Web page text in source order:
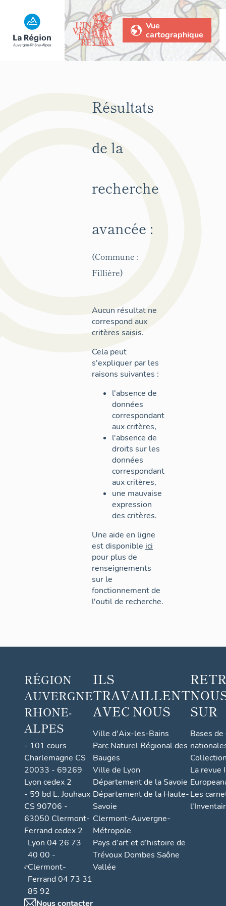
Vue
cartographique
Résultats
de la
recherche
avancée :
(Commune :
Fillière)
Aucun résultat ne
correspond aux
critères saisis.
Cela peut
s'expliquer par les
raisons suivantes :
l'absence de
données
correspondant
aux critères,
l'absence de
droits sur les
données
correspondant
aux critères,
une mauvaise
expression
des critères.
Une aide en ligne
est disponible ici
pour plus de
renseignements
sur le
fonctionnement de
l'outil de recherche.
RÉGION
AUVERGNE
RHONE-
ALPES
- 101 cours
Charlemagne CS
20033 - 69269
Lyon cedex 2
- 59 bd L. Jouhaux
CS 90706 -
63050 Clermont-
Ferrand cedex 2
Lyon 04 26 73
40 00 -
Clermont-
Ferrand 04 73 31
85 92
Nous contacter
ILS
TRAVAILLENT
AVEC NOUS
Ville d'Aix-les-Bains
Parc Naturel Régional des
Bauges
Ville de Lyon
Département de la Savoie
Département de la Haute-
Savoie
Clermont-Auvergne-
Métropole
Pays d’art et d’histoire de
Trévoux Dombes Saône
Vallée
SUR
Bases
La revue
Les